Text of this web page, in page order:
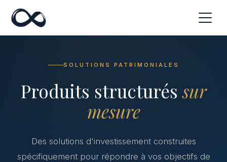
SOLUTIONS PATRIMONIALES
Produits structuréssur
mesure
Des solutions d'investissement construites
spécifiquement pour répondre à vos objectifs de